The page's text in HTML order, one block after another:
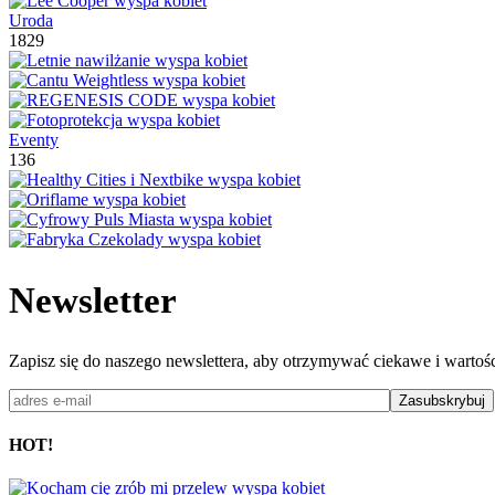
Uroda
1829
Eventy
136
Newsletter
Zapisz się do naszego newslettera, aby otrzymywać ciekawe i
HOT!